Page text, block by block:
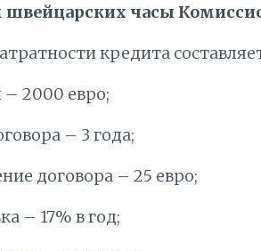
часы
кредита
– 2000 евро;
– 3 года;
договора – 25 евро;
– 17% в год;